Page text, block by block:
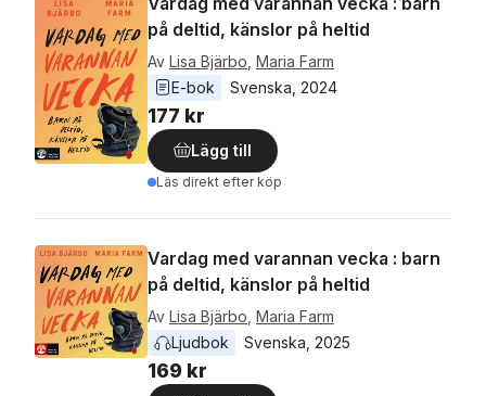
på deltid, känslor på heltid
Av Lisa Bjärbo Maria Farm
E-bok
Svenska 2024
177 kr
Lägg till
Läs direkt efter köp
Vardag med varannan vecka : barn
på deltid, känslor på heltid
Av Lisa Bjärbo Maria Farm
Ljudbok
Svenska 2025
169 kr